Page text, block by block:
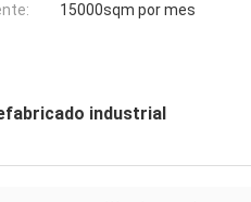
15000sqm por mes
industrial